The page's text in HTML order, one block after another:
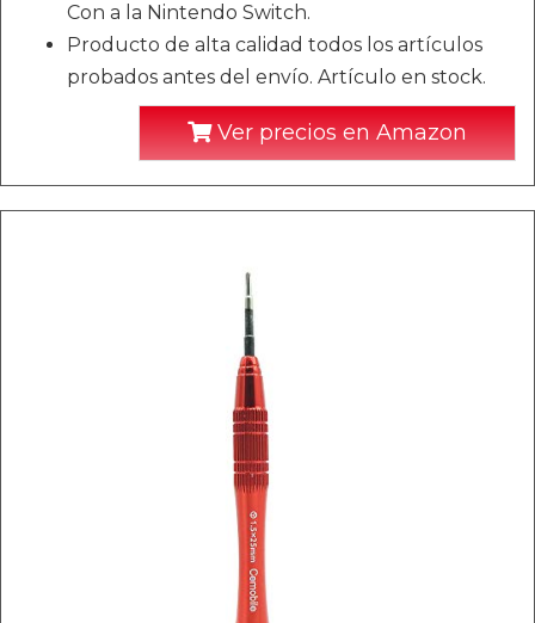
Con a la Nintendo Switch.
Producto de alta calidad todos los artículos
probados antes del envío. Artículo en stock.
Ver precios en Amazon